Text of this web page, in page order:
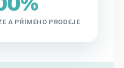
A PŘÍMÉHO PRODEJE